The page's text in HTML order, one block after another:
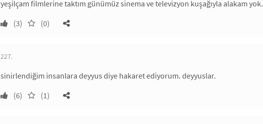
yeşilçam filmlerine taktım günümüz sinema ve televizyon kuşağıyla alakam yok.
(3)
(0)
227.
sinirlendiğim insanlara deyyus diye hakaret ediyorum. deyyuslar.
(6)
(1)